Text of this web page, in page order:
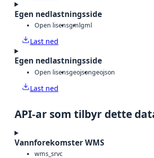
Egen nedlastningsside
Open lisensgmlgml
Last ned
Egen nedlastningsside
Open lisensgeojsongeojson
Last ned
API-ar som tilbyr dette
Vannforekomster WMS
wms_srvc